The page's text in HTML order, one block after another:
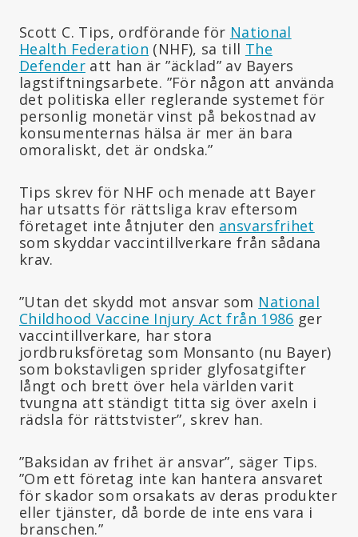
Scott C. Tips, ordförande för National
Health Federation (NHF), sa till The
Defenderatt han är ”äcklad” av Bayers
lagstiftningsarbete. ”För någon att använda
det politiska eller reglerande systemet för
personlig monetär vinst på bekostnad av
konsumenternas hälsa är mer än bara
omoraliskt, det är ondska.”
Tips skrev för NHF och menade att Bayer
har utsatts för rättsliga krav eftersom
företaget inte åtnjuter den ansvarsfrihet
som skyddar vaccintillverkare från sådana
krav.
”Utan det skydd mot ansvar som National
Childhood Vaccine Injury Act från 1986 ger
vaccintillverkare, har stora
jordbruksföretag som Monsanto (nu Bayer)
som bokstavligen sprider glyfosatgifter
långt och brett över hela världen varit
tvungna att ständigt titta sig över axeln i
rädsla för rättstvister”, skrev han.
”Baksidan av frihet är ansvar”, säger Tips.
”Om ett företag inte kan hantera ansvaret
för skador som orsakats av deras produkter
eller tjänster, då borde de inte ens vara i
branschen.”